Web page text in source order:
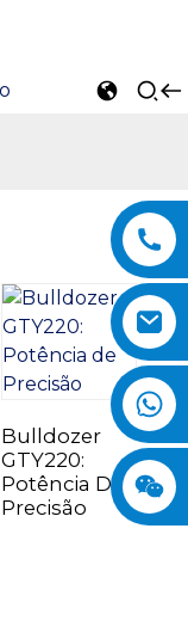
Bulldozer
GTY220:
Potência De
Precisão